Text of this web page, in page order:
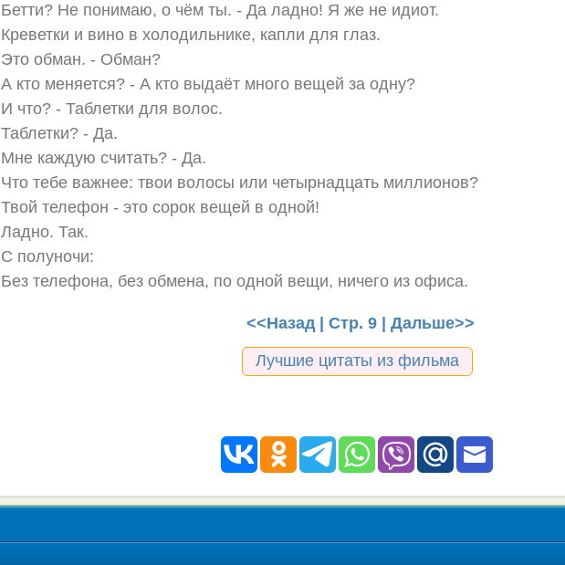
Бетти? Не понимаю, о чём ты. - Да ладно! Я же не идиот.
Креветки и вино в холодильнике, капли для глаз.
Это обман. - Обман?
А кто меняется? - А кто выдаёт много вещей за одну?
И что? - Таблетки для волос.
Таблетки? - Да.
Мне каждую считать? - Да.
Что тебе важнее: твои волосы или четырнадцать миллионов?
Твой телефон - это сорок вещей в одной!
Ладно. Так.
С полуночи:
Без телефона, без обмена, по одной вещи, ничего из офиса.
<<Назад | Стр. 9 | Дальше>>
Лучшие цитаты из фильма